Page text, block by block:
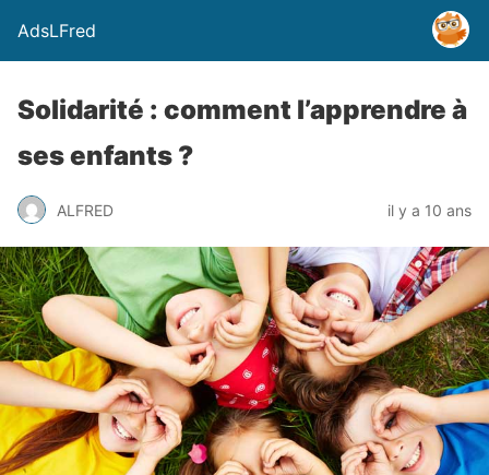
AdsLFred
Solidarité : comment l’apprendre à
ses enfants ?
ALFRED il y a 10 ans